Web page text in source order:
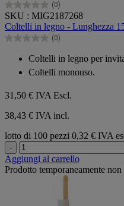
(0)
0.0
su
5
stelle.
SKU : MIG2187268
Coltelli in legno - Lunghezza
(0)
0.0
stelle.
Coltelli in legno per
Coltelli monouso.
31,50 € IVA Escl.
38,43 € IVA incl.
lotto di 100 pezzi 0,32 € IVA
-
Aggiungi al carrello
Prodotto temporaneamente